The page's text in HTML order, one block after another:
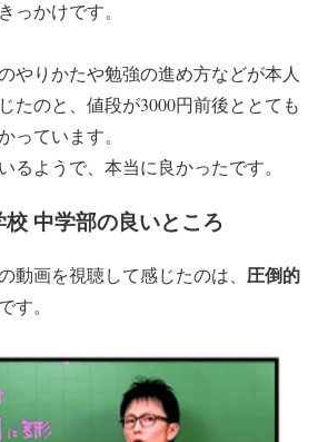
っかけです。
やりかたや勉強の進め方などが本人
たのと、値段が3000円前後ととても
っています。
るようで、本当に良かったです。
中学部の良いところ
動画を視聴して感じたのは、 圧倒的
す。